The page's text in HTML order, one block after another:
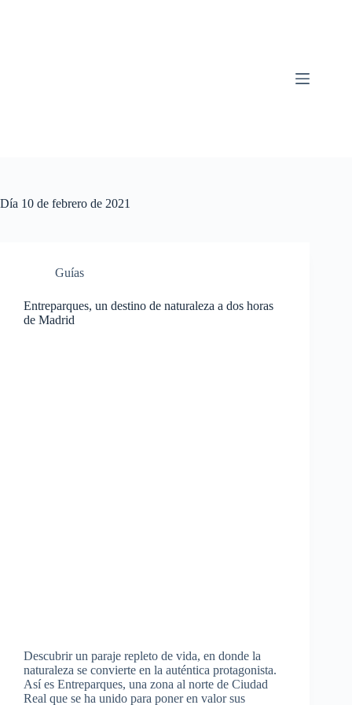
Día 10 de febrero de 2021
Guías
Entreparques, un destino de naturaleza a dos horas
de Madrid
Descubrir un paraje repleto de vida, en donde la
naturaleza se convierte en la auténtica protagonista.
Así es Entreparques, una zona al norte de Ciudad
Real que se ha unido para poner en valor sus